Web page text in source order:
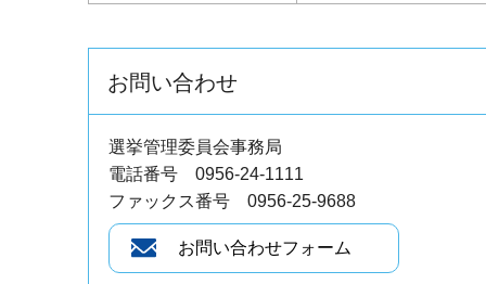
お問い合わせ
選挙管理委員会事務局
電話番号 0956-24-1111
ファックス番号 0956-25-9688